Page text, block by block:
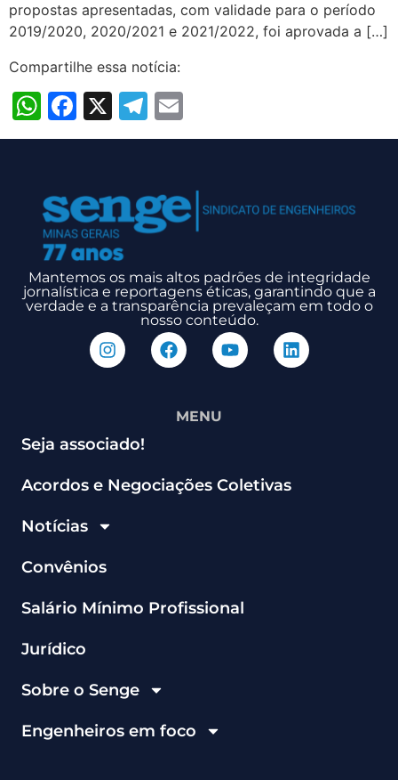
propostas apresentadas, com validade para o período
2019/2020, 2020/2021 e 2021/2022, foi aprovada a […]
Compartilhe essa notícia:
WhatsApp
Facebook
X Telegram
Mantemos os mais altos padrões de integridade
jornalística e reportagens éticas, garantindo que a
verdade e a transparência prevaleçam em todo o
nosso conteúdo.
MENU
Seja associado!
Acordos e Negociações Coletivas
Notícias
Convênios
Salário Mínimo Profissional
Jurídico
Sobre o Senge
Engenheiros em foco